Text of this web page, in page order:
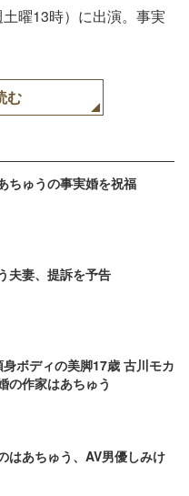
曜13時）に出演。事実
む
ちゅうの事実婚を祝福
夫妻、提訴を予告
身ボディの美脚17歳 古川モカ
の作家はあちゅう
はあちゅう、AV男優しみけ